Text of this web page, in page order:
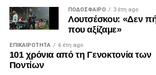
ΠΟΔΌΣΦΑΙΡΟ 3 έτη ago
Λουτσέσκου: «Δεν
που αξίζαμε»
ΕΠΙΚΑΙΡΌΤΗΤΑ 6 έτη ago
101 χρόνια από τη Γενοκτονία των
Ποντίων